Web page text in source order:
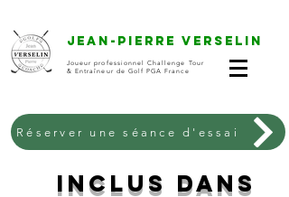
Jean-Pierre VERSELIN
Joueur professionnel Challenge Tour
& Entraîneur de Golf PGA France
Réserver une séance d'essai
INCLUS DANS